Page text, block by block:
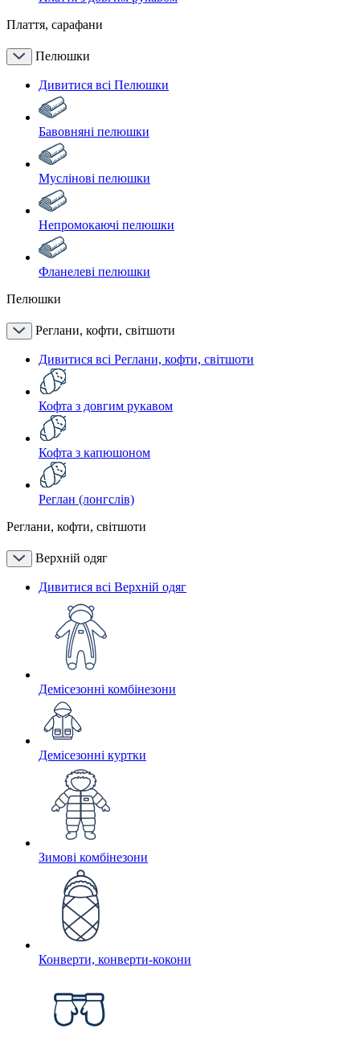
Плаття, сарафани
Пелюшки
Дивитися всі Пелюшки
Бавовняні пелюшки
Муслінові пелюшки
Непромокаючі пелюшки
Фланелеві пелюшки
Пелюшки
Реглани, кофти, світшоти
Дивитися всі Реглани, кофти, світшоти
Кофта з довгим рукавом
Кофта з капюшоном
Реглан (лонгслів)
Реглани, кофти, світшоти
Верхній одяг
Дивитися всі Верхній одяг
Демісезонні комбінезони
Демісезонні куртки
Зимові комбінезони
Конверти, конверти-кокони